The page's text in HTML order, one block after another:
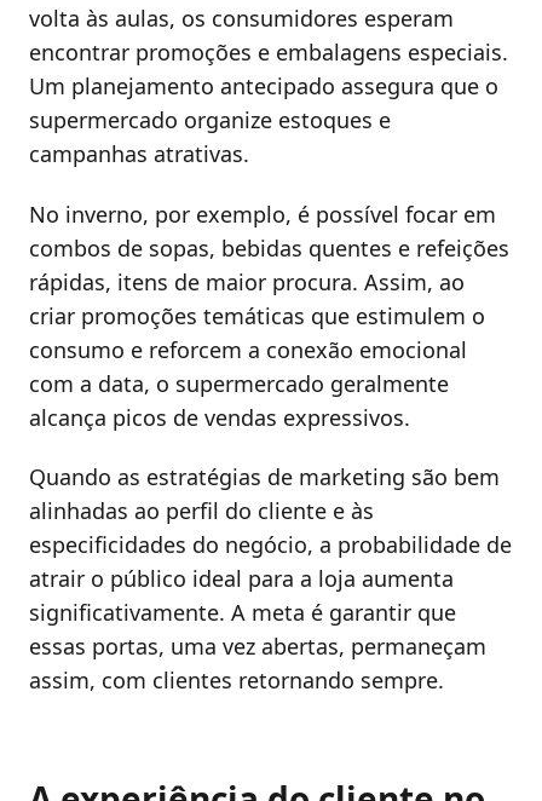
volta às aulas, os consumidores esperam
encontrar promoções e embalagens especiais.
Um planejamento antecipado assegura que o
supermercado organize estoques e
campanhas atrativas.
No inverno, por exemplo, é possível focar em
combos de sopas, bebidas quentes e refeições
rápidas, itens de maior procura. Assim, ao
criar promoções temáticas que estimulem o
consumo e reforcem a conexão emocional
com a data, o supermercado geralmente
alcança picos de vendas expressivos.
Quando as estratégias de marketing são bem
alinhadas ao perfil do cliente e às
especificidades do negócio, a probabilidade de
atrair o público ideal para a loja aumenta
significativamente. A meta é garantir que
essas portas, uma vez abertas, permaneçam
assim, com clientes retornando sempre.